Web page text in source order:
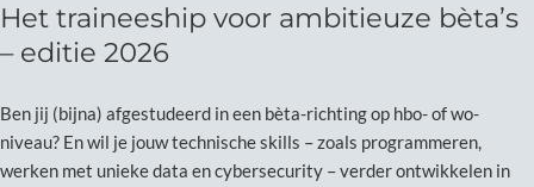
Het traineeship voor ambitieuze bèta’s
– editie 2026
Ben jij (bijna) afgestudeerd in een bèta-richting op hbo- of wo-
niveau? En wil je jouw technische skills – zoals programmeren,
werken met unieke data en cybersecurity – verder ontwikkelen in